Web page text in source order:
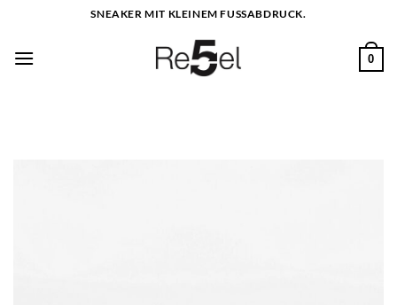
springen
SNEAKER MIT KLEINEM FUSSABDRUCK.
0